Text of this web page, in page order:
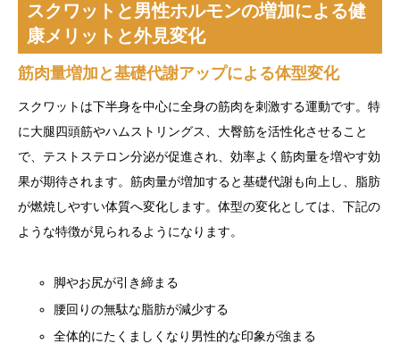
スクワットと男性ホルモンの増加による健
康メリットと外見変化
筋肉量増加と基礎代謝アップによる体型変化
スクワットは下半身を中心に全身の筋肉を刺激する運動です。特
に大腿四頭筋やハムストリングス、大臀筋を活性化させること
で、テストステロン分泌が促進され、効率よく筋肉量を増やす効
果が期待されます。筋肉量が増加すると基礎代謝も向上し、脂肪
が燃焼しやすい体質へ変化します。体型の変化としては、下記の
ような特徴が見られるようになります。
脚やお尻が引き締まる
腰回りの無駄な脂肪が減少する
全体的にたくましくなり男性的な印象が強まる